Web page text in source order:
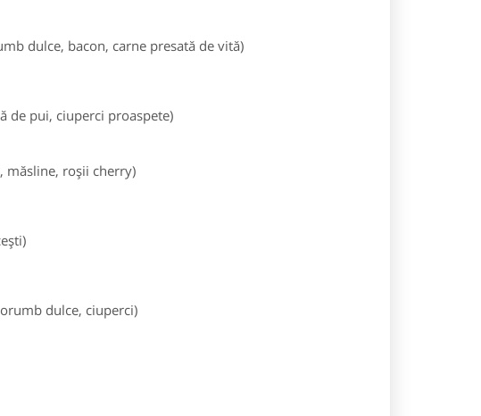
dulce, bacon, carne presată de vită)
de pui, ciuperci proaspete)
măsline, roşii cherry)
dulce, ciuperci)